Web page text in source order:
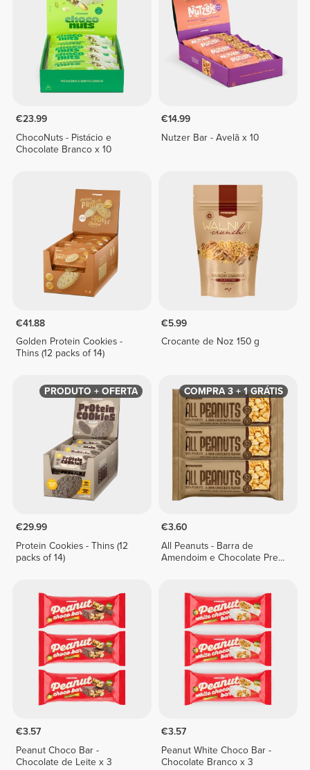
€23.99
ChocoNuts - Pistácio e
Chocolate Branco x 10
€14.99
Nutzer Bar - Avelã x 10
€41.88
Golden Protein Cookies -
Thins (12 packs of 14)
€5.99
Crocante de Noz 150 g
PRODUTO + OFERTA
€29.99
Protein Cookies - Thins (12
packs of 14)
COMPRA 3 + 1 GRÁTIS
€3.60
All Peanuts - Barra de
Amendoim e Chocolate Preto
€3.57
Peanut Choco Bar -
Chocolate de Leite x 3
€3.57
Peanut White Choco Bar -
Chocolate Branco x 3